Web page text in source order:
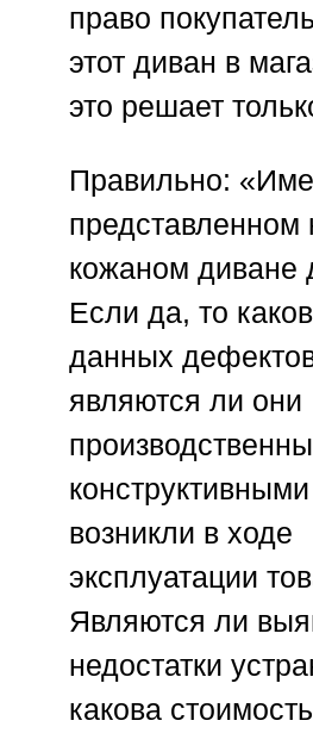
право
этот диван в
это решает
Правильно:
представленном
кожаном диване
Если да, то
данных
являются ли они
возникли в ходе
эксплуатации
Являются ли
недостатки
какова